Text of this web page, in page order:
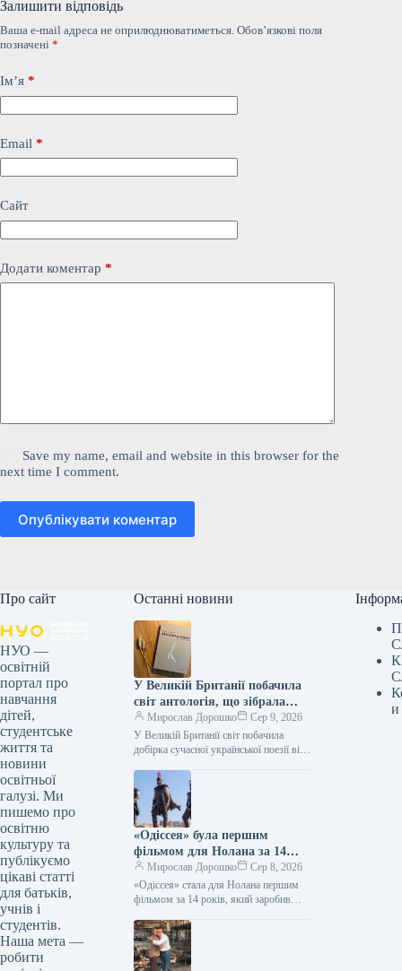
Залишити відповідь
Ваша e-mail адреса не оприлюднюватиметься. Обов’язкові поля
позначені *
Ім’я *
Email *
Сайт
Додати коментар *
Save my name, email and website in this browser for the
next time I comment.
Опублікувати коментар
Про сайт
НУО —
освітній
портал про
навчання
дітей,
студентське
життя та
новини
освітньої
галузі. Ми
пишемо про
освітню
культуру та
публікуємо
цікаві статті
для батьків,
учнів і
студентів.
Наша мета —
робити
Останні новини
У Великій Британії побачила
світ антологія, що зібрала
твори дванадцяти
українських поетес, а у Швеції
видано збірку текстів
Мирослав Дорошко
Сер 9, 2026
У Великій Британії світ побачила
добірка сучасної української поезії від
Ukrainian Women’s Poetry. До…
«Одіссея» була першим
фільмом для Нолана за 14
років, який подолав позначку
в $1 мільярд зібраних коштів.
Мирослав Дорошко
Сер 8, 2026
«Одіссея» стала для Нолана першим
фільмом за 14 років, який заробив
Укрінформ Стрічка Крістофера
Нолана…
и